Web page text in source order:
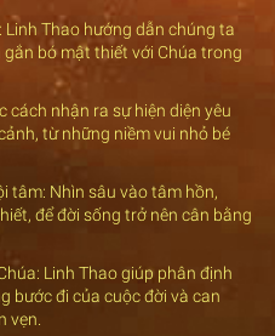
Linh Thao hướng dẫn chúng ta
bó mật thiết với Chúa trong
cách nhận ra sự hiện diện yêu
từ những niềm vui nhỏ bé
tâm: Nhìn sâu vào tâm hồn,
để đời sống trở nên cân bằng
Linh Thao giúp phân định
bước đi của cuộc đời và can
vẹn.